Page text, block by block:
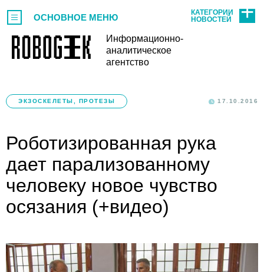
Информационно-
аналитическое
агентство
ОСНОВНОЕ МЕНЮ
КАТЕГОРИИ
НОВОСТЕЙ
ЭКЗОСКЕЛЕТЫ, ПРОТЕЗЫ 17.10.2016
Роботизированная рука
дает парализованному
человеку новое чувство
осязания (+видео)